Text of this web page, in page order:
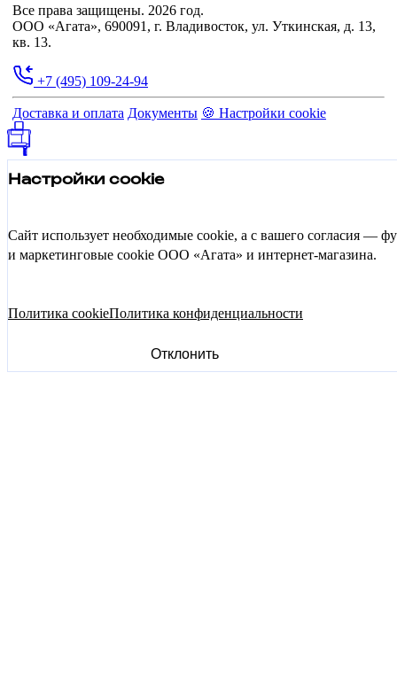
Все права защищены. 2026 год.
ООО «Агата», 690091, г. Владивосток, ул. Уткинская, д. 13,
кв. 13.
+7 (495) 109-24-94
Доставка и оплата Документы 🍪 Настройки cookie
Настройки cookie
Сайт использует необходимые cookie, а с вашего согласия —
и маркетинговые cookie ООО «Агата» и интернет-магазина.
Политика cookieПолитика конфиденциальности
Отклонить